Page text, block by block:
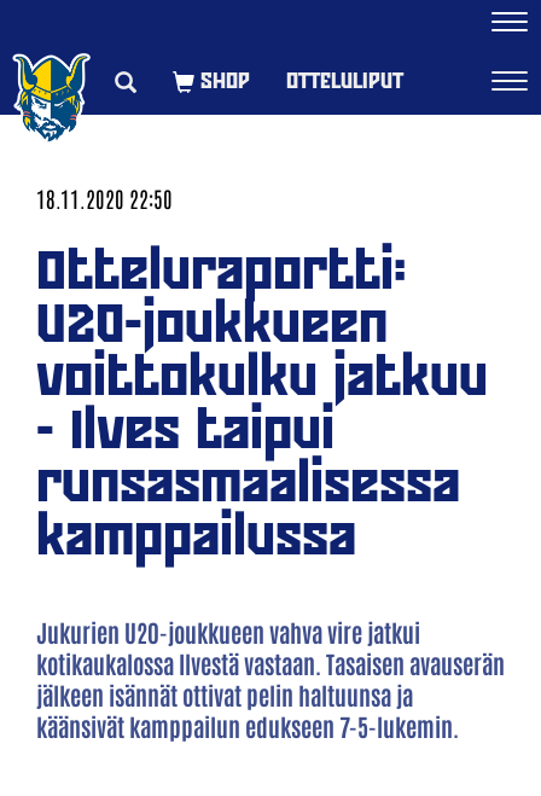
OTTELULIPUT
18.11.2020 22:50
Otteluraportti:
U20-joukkueen
voittokulku jatkuu
- Ilves taipui
runsasmaalisessa
kamppailussa
Jukurien U20-joukkueen vahva vire jatkui
kotikaukalossa Ilvestä vastaan. Tasaisen avauserän
jälkeen isännät ottivat pelin haltuunsa ja
käänsivät kamppailun edukseen 7-5-lukemin.